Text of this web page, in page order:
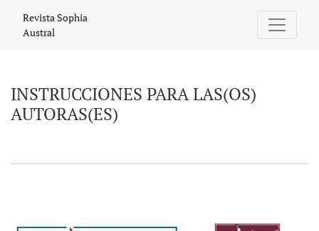
INSTRUCCIONES PARA LAS(OS)
Revista Sophia
Austral
INSTRUCCIONES PARA LAS(OS)
AUTORAS(ES)